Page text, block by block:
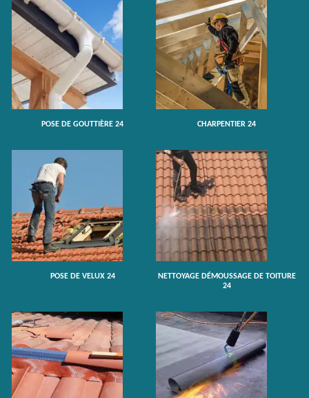
POSE DE GOUTTIÈRE 24 CHARPENTIER 24
POSE DE VELUX 24
NETTOYAGE DÉMOUSSAGE DE TOITURE
24